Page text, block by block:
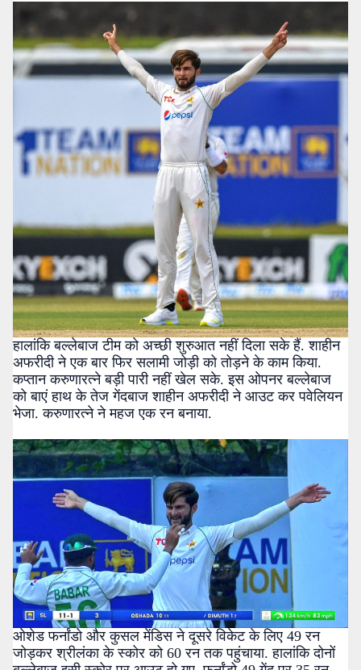
हालांकि बल्लेबाज टीम को अच्छी शुरुआत नहीं दिला सके हैं. शाहीन
अफरीदी ने एक बार फिर सलामी जोड़ी को तोड़ने के काम किया.
कप्तान करुणारत्ने बड़ी पारी नहीं खेल सके. इस ओपनर बल्लेबाज
को बाएं हाथ के तेज गेंदबाज शाहीन अफरीदी ने आउट कर पवेलियन
भेजा. करुणारत्ने ने महज एक रन बनाया.
ओशेड फर्नांडो और कुसल मेंडिस ने दूसरे विकेट के लिए 49 रन
जोड़कर श्रीलंका के स्कोर को 60 रन तक पहुंचाया. हालांकि दोनों